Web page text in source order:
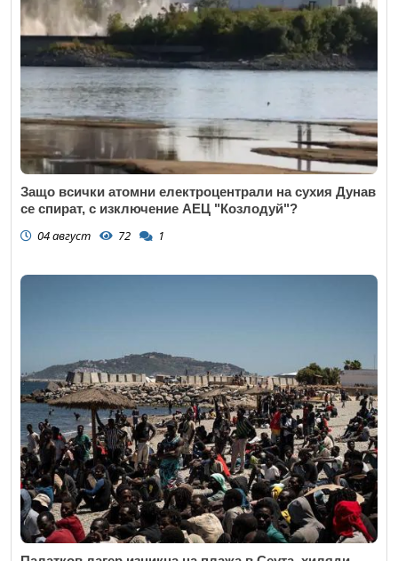
Защо всички атомни електроцентрали на сухия Дунав
се спират, с изключение АЕЦ "Козлодуй"?
04 август 72 1